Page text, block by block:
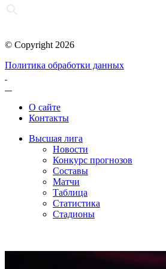
© Copyright 2026
Политика обработки данных
О сайте
Контакты
Высшая лига
Новости
Конкурс прогнозов
Составы
Матчи
Таблица
Статистика
Стадионы